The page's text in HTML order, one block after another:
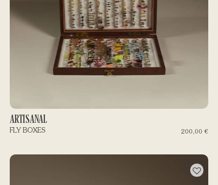
ARTISANAL
200,00 €
FLY BOXES